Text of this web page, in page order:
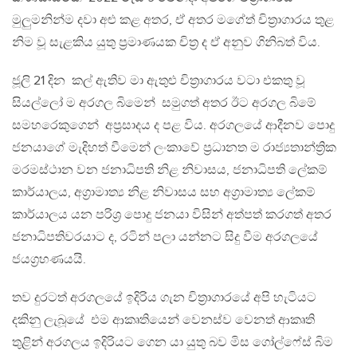
මුලුමනින්ම දවා අළු කළ අතර, ඒ අතර මගේත් චිත්‍රාගාරය තුළ
නිම වූ සැළකිය යුතු ප්‍රමාණයක චිත්‍ර ද ඒ අනුව ගිනිබත් විය.
ජූලි 21 දින කල් ඇතිව මා ඇතුළු චිත්‍රාගාරය වටා එකතු වූ
සියල්ලෝ ම අරගල බිමෙන් සමුගත් අතර ඊට අරගල බිමේ
සමහරෙකුගෙන් අප්‍රසාදය ද පළ විය. අරගලයේ ආදීනව පොදු
ජනයාගේ මැදිහත් වීමෙන් ලංකාවේ ප්‍රධානත ම රාජ්‍යතාන්ත්‍රික
මරමස්ථාන වන ජනාධිපති නිළ නිවාසය, ජනාධිපති ලේකම්
කාර්යාලය, අග්‍රාමාත්‍ය නිළ නිවාසය සහ අග්‍රාමාත්‍ය ලේකම්
කාර්යාලය යන පරිශ්‍ර පොදු ජනයා විසින් අත්පත් කරගත් අතර
ජනාධිපතිවරයාට ද, රටින් පලා යන්නට සිදු වීම අරගලයේ
ජයග්‍රහණයයි.
තව දුරටත් අරගලයේ ඉදිරිය ගැන චිත්‍රාගාරයේ අපි හැටියට
දකිනු ලැබූයේ එම ආකෘතියෙන් වෙනස්ව වෙනත් ආකෘති
තුළින් අරගලය ඉදිරියට ගෙන යා යුතු බව මිස ගෝල්ෆේස් බිම